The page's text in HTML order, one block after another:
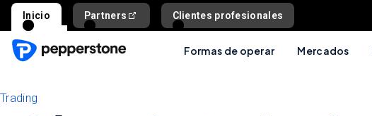
Inicio Partners Clientes profesionales
Formas de operar Mercados
Trading